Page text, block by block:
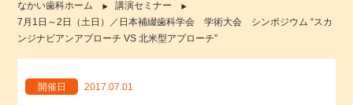
なかい歯科ホーム
講演セミナー
7月1日～2日（土日）／日本補綴歯科学会 学術大会 シンポジウム “スカ
ンジナビアンアプローチ VS 北米型アプローチ”
開催日 2017.07.01